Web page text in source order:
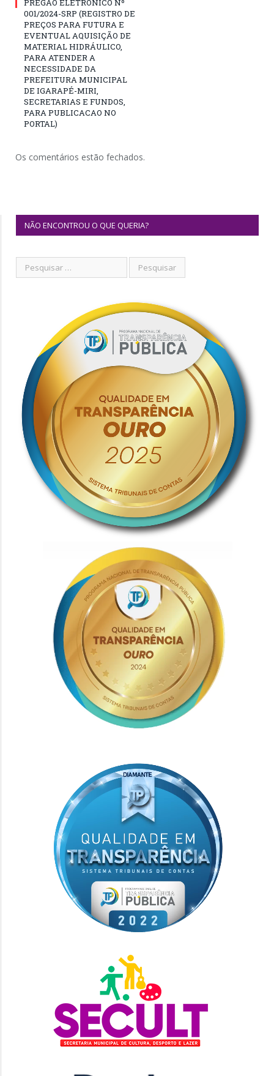
PREGÃO ELETRÔNICO Nº
001/2024-SRP (REGISTRO DE
PREÇOS PARA FUTURA E
EVENTUAL AQUISIÇÃO DE
MATERIAL HIDRÁULICO,
PARA ATENDER A
NECESSIDADE DA
PREFEITURA MUNICIPAL
DE IGARAPÉ-MIRI,
SECRETARIAS E FUNDOS,
PARA PUBLICACAO NO
PORTAL)
Os comentários estão fechados.
NÃO ENCONTROU O QUE QUERIA?